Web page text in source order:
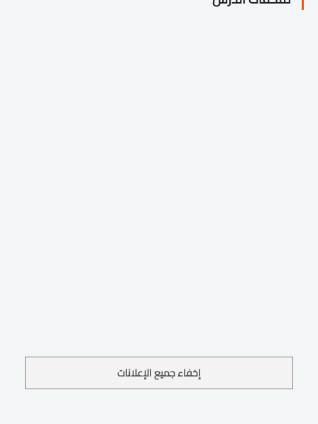
إخفاء جميع الإعلانات